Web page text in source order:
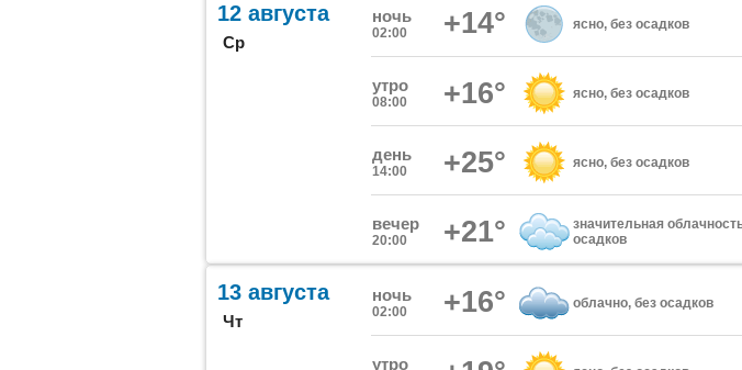
12 августа
Ср
ночь
02:00 +14° ясно, без осадков
утро
08:00 +16° ясно, без осадков
день
14:00 +25° ясно, без осадков
вечер
20:00 +21°
значительная
осадков
13 августа
Чт
ночь
02:00 +16° облачно, без осадков
утро